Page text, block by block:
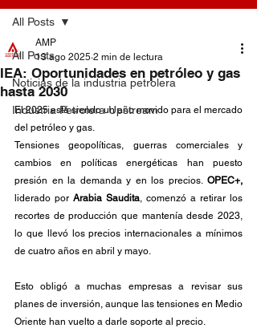
All Posts
Noticias de la industria petrolera
Industria Petrolera Upstream
All Posts
IEA: Oportunidades en petróleo y gas
hasta 2030
AMP
13 ago 2025 2 min de lectura
El 2025 está siendo un año movido para el mercado
del petróleo y gas.
Tensiones geopolíticas, guerras comerciales y
cambios en políticas energéticas han puesto
presión en la demanda y en los precios.
liderado por Arabia Saudita, comenzó a retirar los
recortes de producción que mantenía desde 2023,
lo que llevó los precios internacionales a mínimos
de cuatro años en abril y mayo.
Esto obligó a muchas empresas a revisar sus
planes de inversión, aunque las tensiones en Medio
Oriente han vuelto a darle soporte al precio.